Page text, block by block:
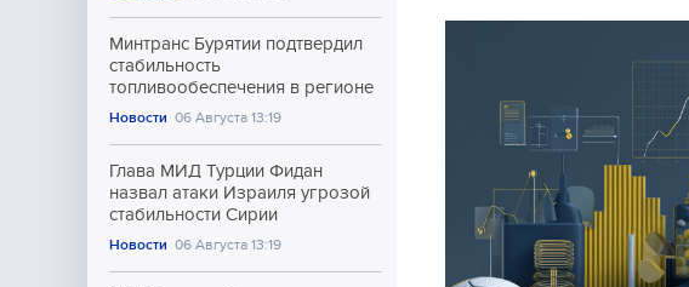
Минтранс Бурятии подтвердил
стабильность
топливообеспечения в регионе
Новости 06 Августа 13:19
Глава МИД Турции Фидан
назвал атаки Израиля угрозой
стабильности Сирии
Новости 06 Августа 13:19